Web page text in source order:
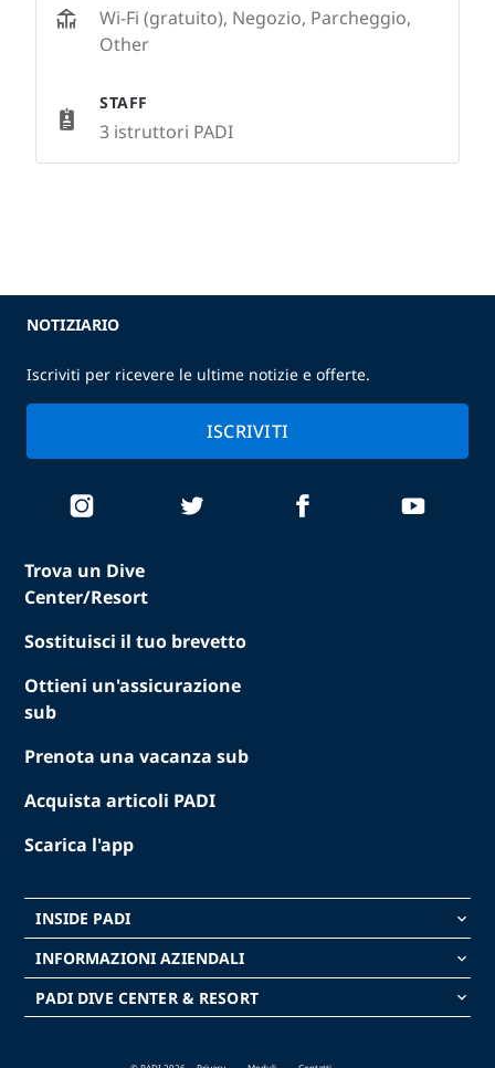
Wi-Fi (gratuito), Negozio, Parcheggio,
Other
STAFF
3 istruttori PADI
Trova un Dive
Center/Resort
Sostituisci il tuo brevetto
Ottieni un'assicurazione
sub
Prenota una vacanza sub
Acquista articoli PADI
Scarica l'app
INSIDE PADI keyboard_arrow_down
INFORMAZIONI AZIENDALI keyboard_arrow_down
PADI DIVE CENTER & RESORT keyboard_arrow_down
NOTIZIARIO
Iscriviti per ricevere le ultime notizie e offerte.
ISCRIVITI